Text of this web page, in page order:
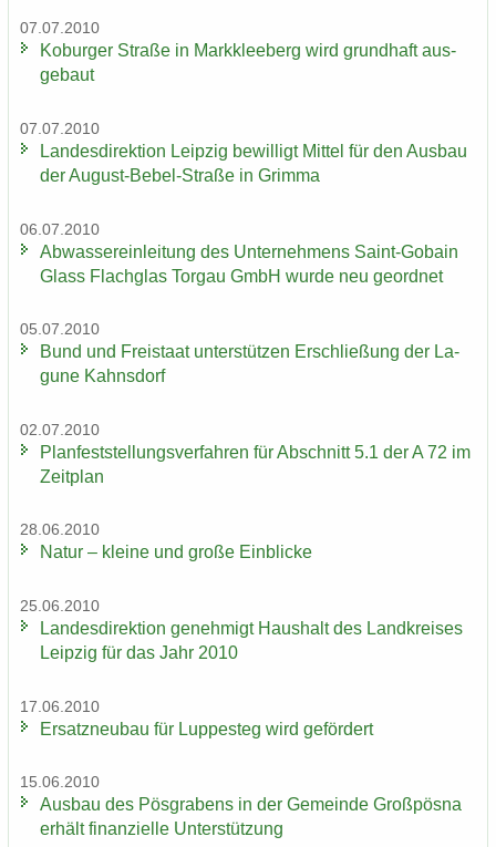
07.07.2010
Ko­bur­ger Stra­ße in Mark­klee­berg wird grund­haft aus­
ge­baut
07.07.2010
Lan­des­di­rek­ti­on Leip­zig be­wil­ligt Mit­tel für den Aus­bau
der August-​Bebel-Straße in Grim­ma
06.07.2010
Ab­was­ser­ein­lei­tung des Un­ter­neh­mens Saint-​Gobain
Glass Flach­glas Tor­gau GmbH wurde neu ge­ord­net
05.07.2010
Bund und Frei­staat un­ter­stüt­zen Er­schlie­ßung der La­
gu­ne Kahns­dorf
02.07.2010
Plan­fest­stel­lungs­ver­fah­ren für Ab­schnitt 5.1 der A 72 im
Zeit­plan
28.06.2010
Natur – klei­ne und große Ein­bli­cke
25.06.2010
Lan­des­di­rek­ti­on ge­neh­migt Haus­halt des Land­krei­ses
Leip­zig für das Jahr 2010
17.06.2010
Er­satz­neu­bau für Lup­pe­steg wird ge­för­dert
15.06.2010
Aus­bau des Pös­gra­bens in der Ge­mein­de Groß­pös­na
er­hält fi­nan­zi­el­le Un­ter­stüt­zung